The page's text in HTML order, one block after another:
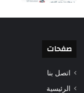
صفحات
اتصل بنا
الرئيسية